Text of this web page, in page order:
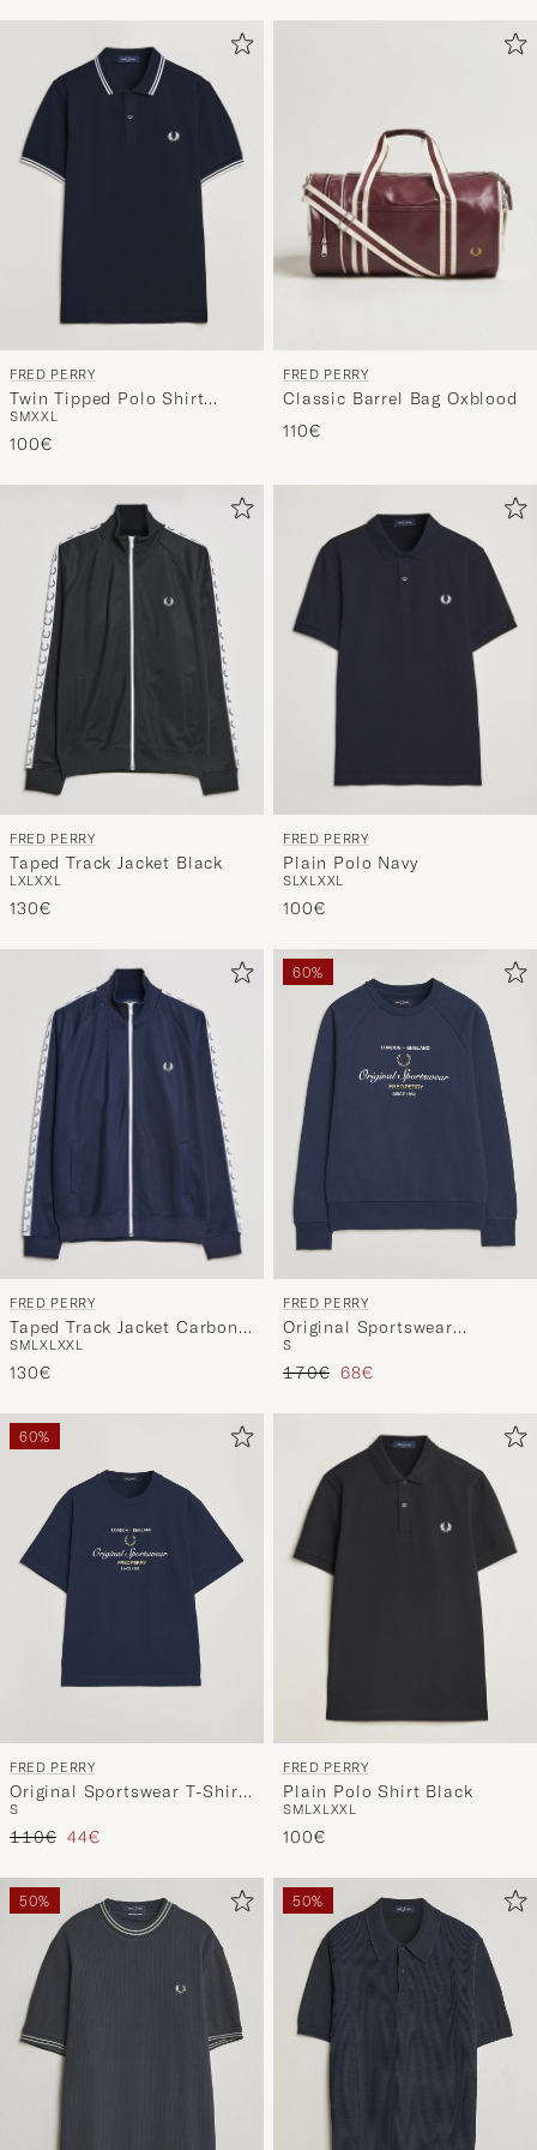
zu
aktivieren
und
erleben
Auswahl,
Stil
FRED PERRY
Twin Tipped Polo Shirt
Navy/White
SMXXL
100€
FRED PERRY
Classic Barrel Bag Oxblood
110€
FRED PERRY
Taped Track Jacket Black
LXLXXL
130€
FRED PERRY
Plain Polo Navy
SLXLXXL
100€
FRED PERRY
Taped Track Jacket Carbon
blue
SMLXLXXL
130€
60%
FRED PERRY
Original Sportswear
Sweatshirt Tennis Blue
S
Regulärer Preis
170€ Reduzierter Preis
68€
60%
FRED PERRY
Original Sportswear T-Shirt
Tennis Blue
S
Regulärer Preis
110€ Reduzierter Preis
44€
FRED PERRY
Plain Polo Shirt Black
SMLXLXXL
100€
50% 50%